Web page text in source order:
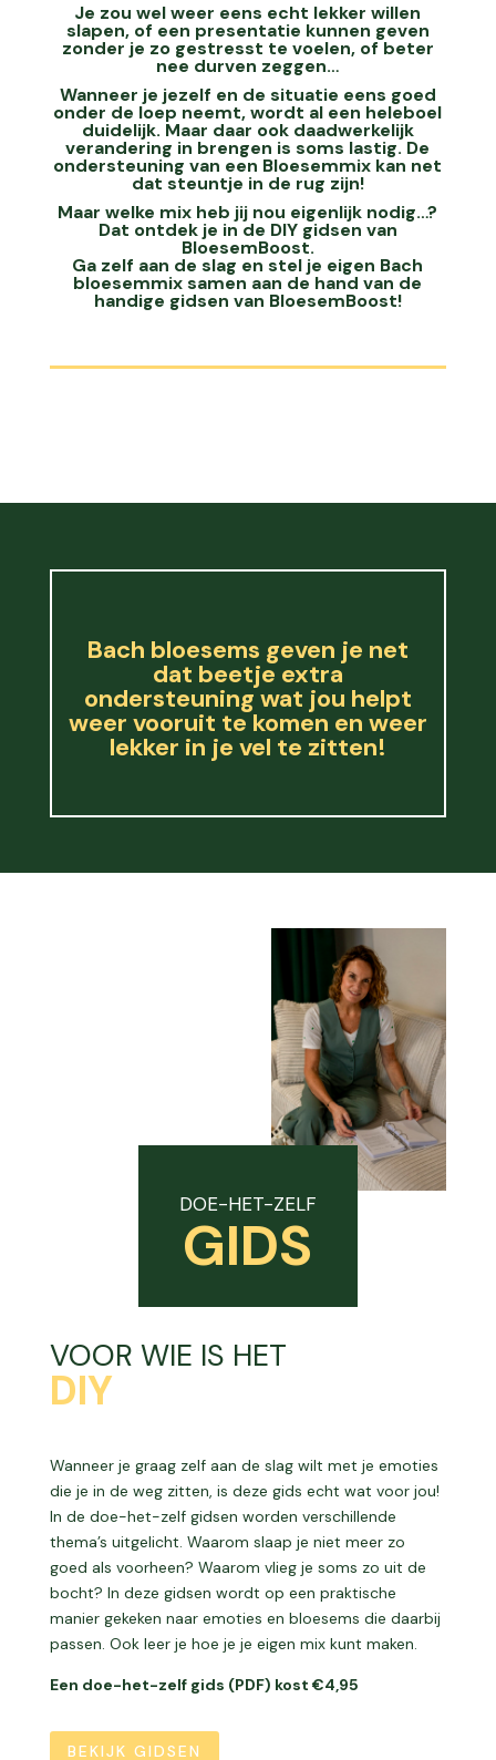
Je zou wel weer eens echt lekker willen
slapen, of een presentatie kunnen geven
zonder je zo gestresst te voelen, of beter
nee durven zeggen…
Wanneer je jezelf en de situatie eens goed
onder de loep neemt, wordt al een heleboel
duidelijk. Maar daar ook daadwerkelijk
verandering in brengen is soms lastig. De
ondersteuning van een Bloesemmix kan net
dat steuntje in de rug zijn!
Maar welke mix heb jij nou eigenlijk nodig…?
Dat ontdek je in de DIY gidsen van
BloesemBoost.
Ga zelf aan de slag en stel je eigen Bach
bloesemmix samen aan de hand van de
handige gidsen van BloesemBoost!
Bach bloesems geven je net
dat beetje extra
ondersteuning wat jou helpt
weer vooruit te komen en weer
lekker in je vel te zitten!
DOE-HET-ZELF
GIDS
VOOR WIE IS HET
DIY
Wanneer je graag zelf aan de slag wilt met je emoties
die je in de weg zitten, is deze gids echt wat voor jou!
In de doe-het-zelf gidsen worden verschillende
thema’s uitgelicht. Waarom slaap je niet meer zo
goed als voorheen? Waarom vlieg je soms zo uit de
bocht? In deze gidsen wordt op een praktische
manier gekeken naar emoties en bloesems die daarbij
passen. Ook leer je hoe je je eigen mix kunt maken.
Een doe-het-zelf gids (PDF) kost €4,95
BEKIJK GIDSEN